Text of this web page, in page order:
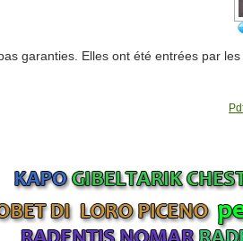
garanties. Elles ont été entrées par